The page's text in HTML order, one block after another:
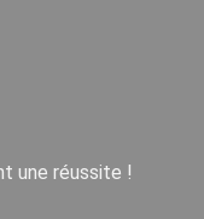
une réussite !